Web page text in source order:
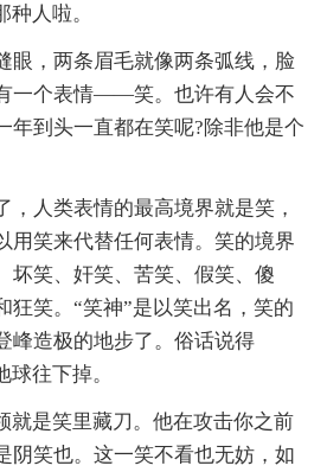
种人啦。
眼，两条眉毛就像两条弧线，脸
一个表情——笑。也许有人会不
年到头一直都在笑呢?除非他是个
，人类表情的最高境界就是笑，
用笑来代替任何表情。笑的境界
坏笑、奸笑、苦笑、假笑、傻
狂笑。“笑神”是以笑出名，笑的
峰造极的地步了。俗话说得
球往下掉。
就是笑里藏刀。他在攻击你之前
阴笑也。这一笑不看也无妨，如